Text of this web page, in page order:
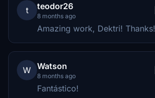
t teodor26
8 months ago
Amazing work, Dektri! Thanks!
W Watson
8 months ago
Fantástico!